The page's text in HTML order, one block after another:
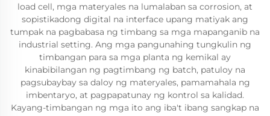
load cell, mga materyales na lumalaban sa corrosion, at
sopistikadong digital na interface upang matiyak ang
tumpak na pagbabasa ng timbang sa mga mapanganib na
industrial setting. Ang mga pangunahing tungkulin ng
timbangan para sa mga planta ng kemikal ay
kinabibilangan ng pagtimbang ng batch, patuloy na
pagsubaybay sa daloy ng materyales, pamamahala ng
imbentaryo, at pagpapatunay ng kontrol sa kalidad.
Kayang-timbangan ng mga ito ang iba't ibang sangkap na